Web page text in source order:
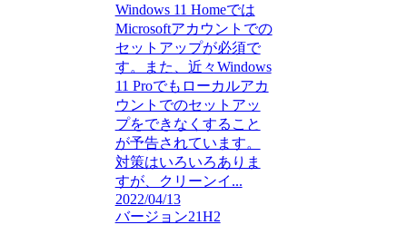
Windows 11 Homeでは
Microsoftアカウントでの
セットアップが必須で
す。また、近々Windows
11 Proでもローカルアカ
ウントでのセットアッ
プをできなくすること
が予告されています。
対策はいろいろありま
すが、クリーンイ...
2022/04/13
バージョン21H2